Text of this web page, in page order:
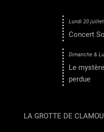
Lundi 20
Concert
Dimanche &
Le
perdue
LA GROTTE DE